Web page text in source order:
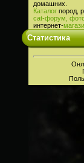
домашних.
Каталог пород,
cat-форум,
интернет-
Статистика